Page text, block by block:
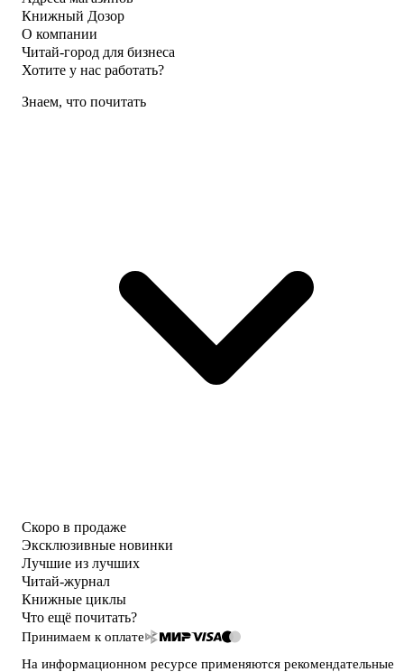
Книжный Дозор
О компании
Читай-город для бизнеса
Хотите у нас работать?
Знаем, что почитать
Скоро в продаже
Эксклюзивные новинки
Лучшие из лучших
Читай-журнал
Книжные циклы
Что ещё почитать?
Принимаем к оплате
На информационном ресурсе применяются рекомендательные